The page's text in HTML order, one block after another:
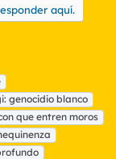
aquí.
genocidio blanco
que entren moros